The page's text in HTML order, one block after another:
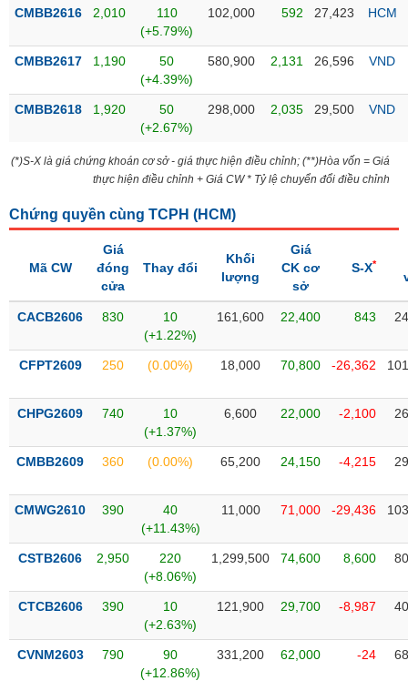
quan
Giao
dịch
Tài
chính
tích
Hồ
doanh
Tin
Tâm
thị
trường
CMBB2616 2,010
110
(+5.79%)
102,000 592 27,423 HCM
CMBB2617 1,190
50
(+4.39%)
580,900 2,131 26,596 VND
CMBB2618 1,920
50
(+2.67%)
298,000 2,035 29,500 VND
(*)S-X là giá chứng khoán cơ sở - giá thực hiện điều chỉnh; (**)Hòa vốn = Giá
thực hiện điều chỉnh + Giá CW * Tỷ lệ chuyển đổi điều chỉnh
Chứng quyền cùng TCPH (HCM)
Mã CW
Giá
đóng
cửa
Thay đổi
Khối
lượng
Giá
CK cơ
sở
S-X*
CACB2606 830
10
(+1.22%)
161,600 22,400 843
CFPT2609 250 (0.00%) 18,000 70,800 -26,362
CHPG2609 740
10
(+1.37%)
6,600 22,000 -2,100
CMBB2609 360 (0.00%) 65,200 24,150 -4,215
CMWG2610 390
40
(+11.43%)
11,000 71,000 -29,436
CSTB2606 2,950
220
(+8.06%)
1,299,500 74,600 8,600
CTCB2606 390
10
(+2.63%)
121,900 29,700 -8,987
CVNM2603 790
90
(+12.86%)
331,200 62,000 -24
VS-
VẬT
CÔNG
DÙNG
THIẾT
YẾU
TIÊU